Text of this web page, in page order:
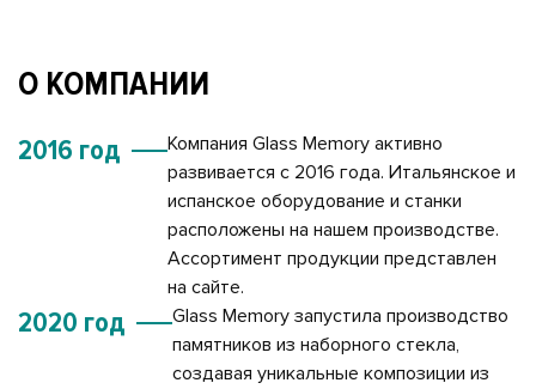
О КОМПАНИИ
2016 год
Компания Glass Memory активно
развивается с 2016 года. Итальянское и
испанское оборудование и станки
расположены на нашем производстве.
Ассортимент продукции представлен
на сайте.
2020 год
Glass Memory запустила производство
памятников из наборного стекла,
создавая уникальные композиции из